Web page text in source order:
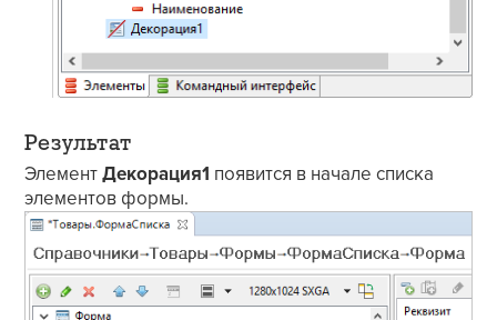
Результат
ЭлементДекорация1 появится в начале списка
элементов формы.